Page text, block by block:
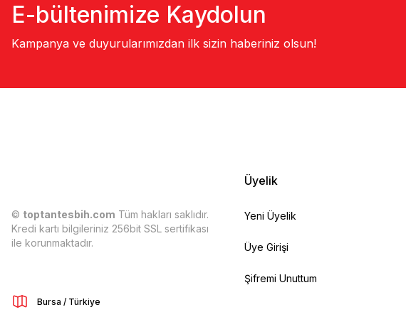
E-bültenimize Kaydolun
Kampanya ve duyurularımızdan ilk sizin haberiniz olsun!
© toptantesbih.com Tüm hakları saklıdır.
Kredi kartı bilgileriniz 256bit SSL sertifikası
ile korunmaktadır.
Bursa / Türkiye
Üyelik
Yeni Üyelik
Üye Girişi
Şifremi Unuttum